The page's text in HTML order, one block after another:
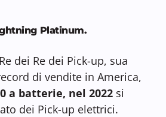
Platinum.
dei Re dei Pick-up, sua
di vendite in America,
a batterie, nel 2022 si
dei Pick-up elettrici.